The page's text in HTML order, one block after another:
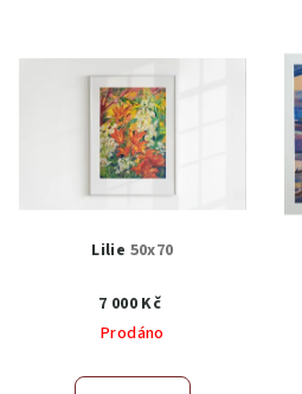
Lilie 50x70
7 000 Kč
Prodáno